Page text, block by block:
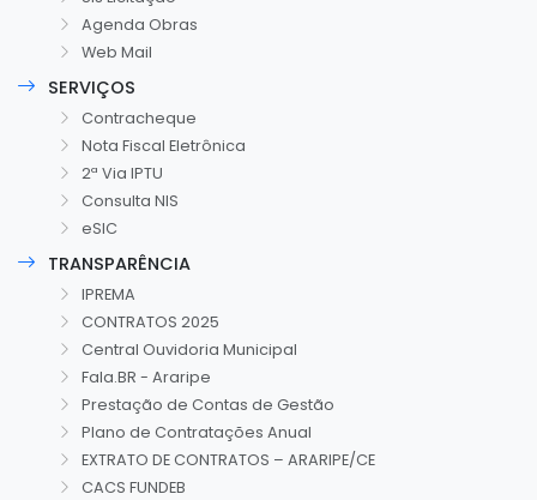
Agenda Obras
Web Mail
SERVIÇOS
Contracheque
Nota Fiscal Eletrônica
2ª Via IPTU
Consulta NIS
eSIC
TRANSPARÊNCIA
IPREMA
CONTRATOS 2025
Central Ouvidoria Municipal
Fala.BR - Araripe
Prestação de Contas de Gestão
Plano de Contratações Anual
EXTRATO DE CONTRATOS – ARARIPE/CE
CACS FUNDEB